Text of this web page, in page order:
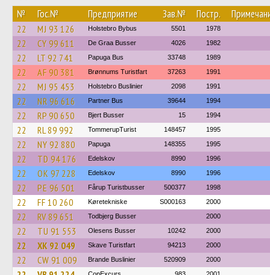
№ Гос.№ Предприятие Зав.№ Постр.
22 MJ 93 126 Holstebro Bybus 5501 1978
22 CY 99 611 De Graa Busser 4026 1982
22 LT 92 741 Papuga Bus 33748 1989
22 AF 90 381 Brønnums Turistfart 37263 1991
22 MJ 95 453 Holstebro Buslinier 2098 1991
22 NR 96 616 Partner Bus 39644 1994
22 RP 90 650 Bjert Busser 15 1994
22 RL 89 992 TommerupTurist 148457 1995
22 NY 92 880 Papuga 148355 1995
22 TD 94 176 Edelskov 8990 1996
22 OK 97 228 Edelskov 8990 1996
22 PE 96 501 Fårup Turistbusser 500377 1998
22 FF 10 260 Køretekniske S000163 2000
22 RV 89 651 Todbjerg Busser 2000
22 TU 91 553 Olesens Busser 10242 2000
22 XK 92 049 Skave Turistfart 94213 2000
22 CW 91 009 Brande Buslinier 520909 2000